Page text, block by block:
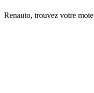
Renauto, trouvez votre